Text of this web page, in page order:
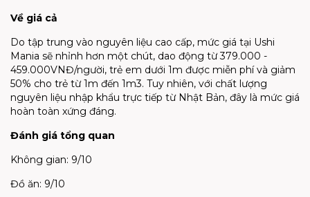
Về giá cả
Do tập trung vào nguyên liệu cao cấp, mức giá tại Ushi
Mania sẽ nhỉnh hơn một chút, dao động từ 379.000 -
459.000VNĐ/người, trẻ em dưới 1m được miễn phí và giảm
50% cho trẻ từ 1m đến 1m3. Tuy nhiên, với chất lượng
nguyên liệu nhập khẩu trực tiếp từ Nhật Bản, đây là mức giá
hoàn toàn xứng đáng.
Đánh giá tổng quan
Không gian: 9/10
Đồ ăn: 9/10